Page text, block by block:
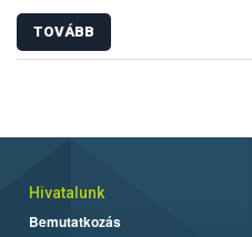
TOVÁBB
Hivatalunk
Bemutatkozás